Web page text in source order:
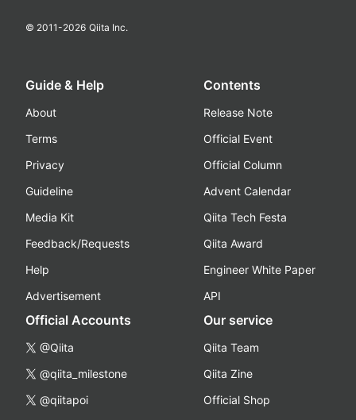
© 2011-2026 Qiita Inc.
Guide & Help
About
Terms
Privacy
Guideline
Media Kit
Feedback/Requests
Help
Advertisement
Contents
Release Note
Official Event
Official Column
Advent Calendar
Qiita Tech Festa
Qiita Award
Engineer White Paper
API
Official Accounts
@Qiita
@qiita_milestone
@qiitapoi
Our service
Qiita Team
Qiita Zine
Official Shop